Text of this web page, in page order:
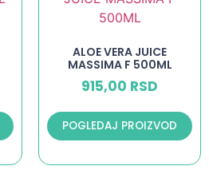
ALOE VERA JUICE
MASSIMA F 500ML
915,00 RSD
POGLEDAJ PROIZVOD